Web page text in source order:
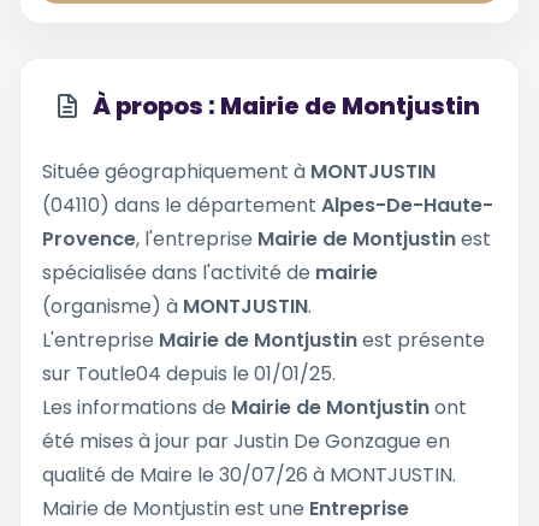
À propos : Mairie de Montjustin
Située géographiquement à MONTJUSTIN
(04110) dans le département Alpes-De-Haute-
Provence, l'entreprise Mairie de Montjustinest
spécialisée dans l'activité de mairie
(organisme) à MONTJUSTIN.
L'entreprise Mairie de Montjustinest présente
sur Toutle04 depuis le 01/01/25.
Les informations de Mairie de Montjustinont
été mises à jour par Justin De Gonzague en
qualité de Maire le 30/07/26 à MONTJUSTIN.
Mairie de Montjustin est une Entreprise